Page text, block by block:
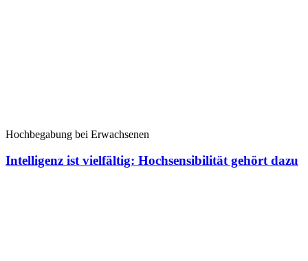
Hochbegabung bei Erwachsenen
Intelligenz ist vielfältig: Hochsensibilität gehört dazu